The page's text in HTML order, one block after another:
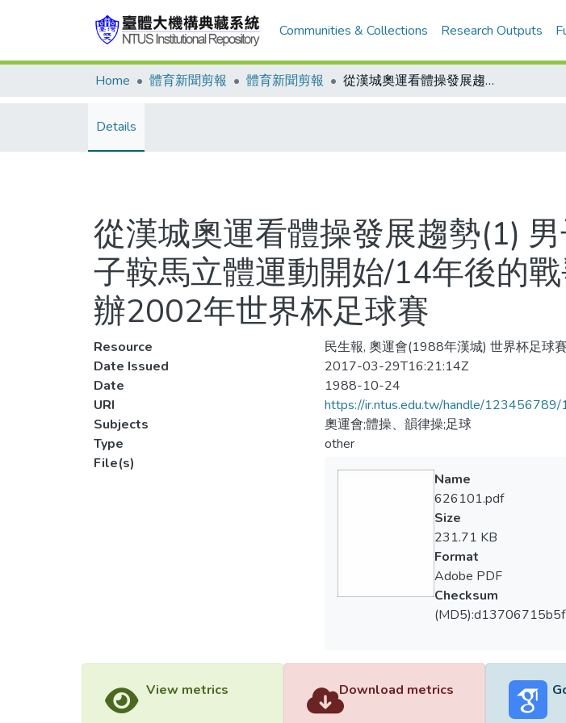
Communities & Collections Research Outputs
Home 體育新聞剪報 體育新聞剪報 從漢城奧運看體操發展趨勢(1) 男子地板後空翻三周時代來臨 男子鞍馬立體運動開始/14年後的戰爭現在就上演！大陸和南韓爭辦2002年世界杯足球賽
Details
從漢城奧運看體操發展趨勢(1)
子鞍馬立體運動開始/14年後的
辦2002年世界杯足球賽
Resource
民生報, 奧運會(1988年漢城) 世界杯足球
Date Issued
2017-03-29T16:21:14Z
Date
1988-10-24
URI
https://ir.ntus.edu.tw/handle/
Subjects
奧運會;體操、韻律操;足球
Type
other
File(s)
Name
626101.pdf
Size
231.71 KB
Format
Adobe PDF
Checksum
View metrics Download metrics